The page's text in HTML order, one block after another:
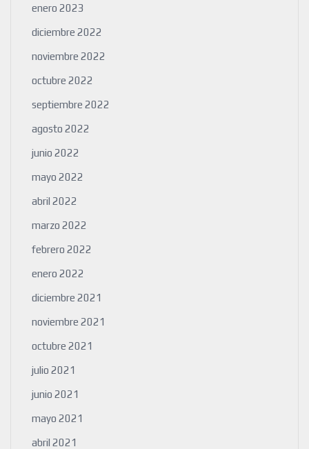
enero 2023
diciembre 2022
noviembre 2022
octubre 2022
septiembre 2022
agosto 2022
junio 2022
mayo 2022
abril 2022
marzo 2022
febrero 2022
enero 2022
diciembre 2021
noviembre 2021
octubre 2021
julio 2021
junio 2021
mayo 2021
abril 2021